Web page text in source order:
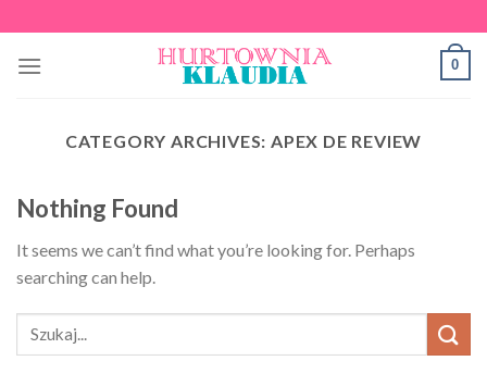
to
content
0
CATEGORY ARCHIVES: APEX DE REVIEW
Nothing Found
It seems we can’t find what you’re looking for. Perhaps
searching can help.